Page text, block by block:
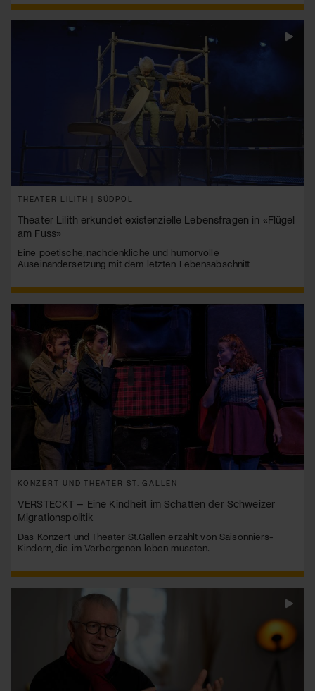
THEATER LILITH | SÜDPOL
Theater Lilith erkundet existenzielle Lebensfragen in «Flügel
am Fuss»
Eine poetische, nachdenkliche und humorvolle
Auseinandersetzung mit dem letzten Lebensabschnitt
KONZERT UND THEATER ST. GALLEN
VERSTECKT – Eine Kindheit im Schatten der Schweizer
Migrationspolitik
Das Konzert und Theater St.Gallen erzählt von Saisonniers-
Kindern, die im Verborgenen leben mussten.